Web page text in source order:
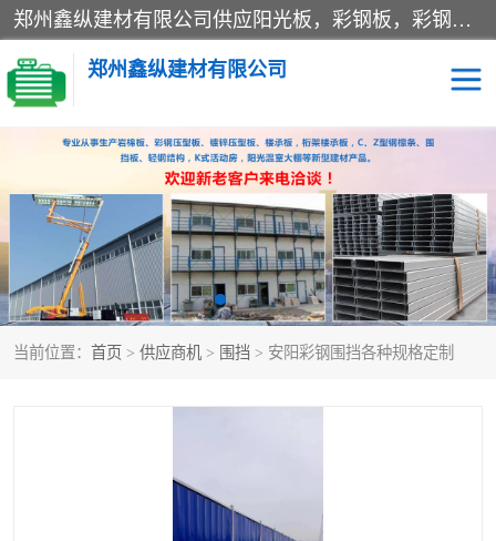
郑州鑫纵建材有限公司供应阳光板，彩钢板，彩钢钢构工程是一家集生产销售租赁安装于一体的企业，主要生产PC采光板，耐力板，仿古琉璃采光板，岩棉板、彩钢压型板、镀锌压型板、桁架楼承板，C、Z型钢檩条、围挡板、轻钢结构，阳光温室大棚等新型建材产品。公司旗下有多台移动式高空压瓦机租赁，承接全国各地业务，专业对外租赁各种型号压瓦机。
郑州鑫纵建材有限公司
当前位置： 首页 > 供应商机 > 围挡 > 安阳彩钢围挡各种规格定制
高空瓦机租赁 ASA合成树脂仿古瓦
CZ型钢 FRP采光板
PC多层板 PC耐力板
建筑围挡 楼层板
压型彩钢板
彩钢板